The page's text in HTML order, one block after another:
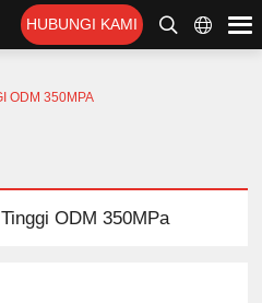
HUBUNGI KAMI
ODM 350MPA
ODM 350MPa